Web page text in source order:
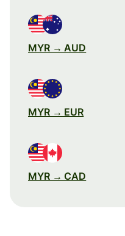
MYR → AUD
MYR → EUR
MYR → CAD